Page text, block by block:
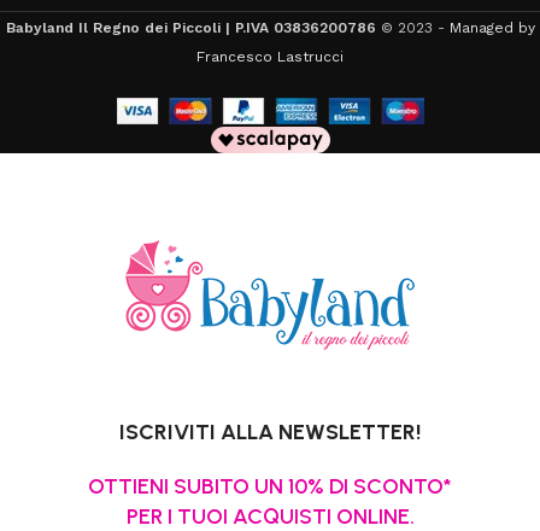
Babyland Il Regno dei Piccoli | P.IVA 03836200786 © 2023 - Managed by
Francesco Lastrucci
ISCRIVITI ALLA NEWSLETTER!
OTTIENI SUBITO UN 10% DI SCONTO*
PER I TUOI ACQUISTI ONLINE.